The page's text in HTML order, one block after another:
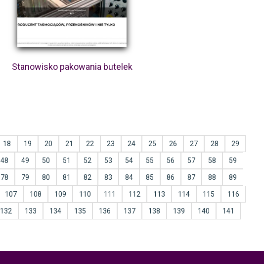
Stanowisko pakowania butelek
18 19 20 21 22 23 24 25 26 27 28 29
48 49 50 51 52 53 54 55 56 57 58 59
78 79 80 81 82 83 84 85 86 87 88 89
107 108 109 110 111 112 113 114 115 116
132 133 134 135 136 137 138 139 140 141